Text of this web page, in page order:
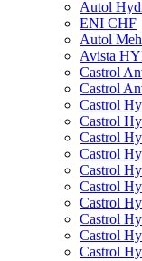
Autol
ENI CHF
Autol
Avista
Castrol
Castrol
Castrol
Castrol
Castrol
Castrol
Castrol
Castrol
Castrol
Castrol
Castrol
Castrol